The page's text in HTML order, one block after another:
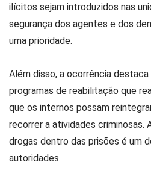
ilícitos sejam introduzidos nas
segurança dos agentes e dos
uma prioridade.
Além disso, a ocorrência
programas de reabilitação que
que os internos possam
recorrer a atividades
drogas dentro das prisões é um
autoridades.